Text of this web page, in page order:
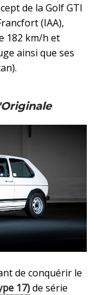
de la Golf GTI
(IAA),
182 km/h et
ainsi que ses
de conquérir le
17)de série